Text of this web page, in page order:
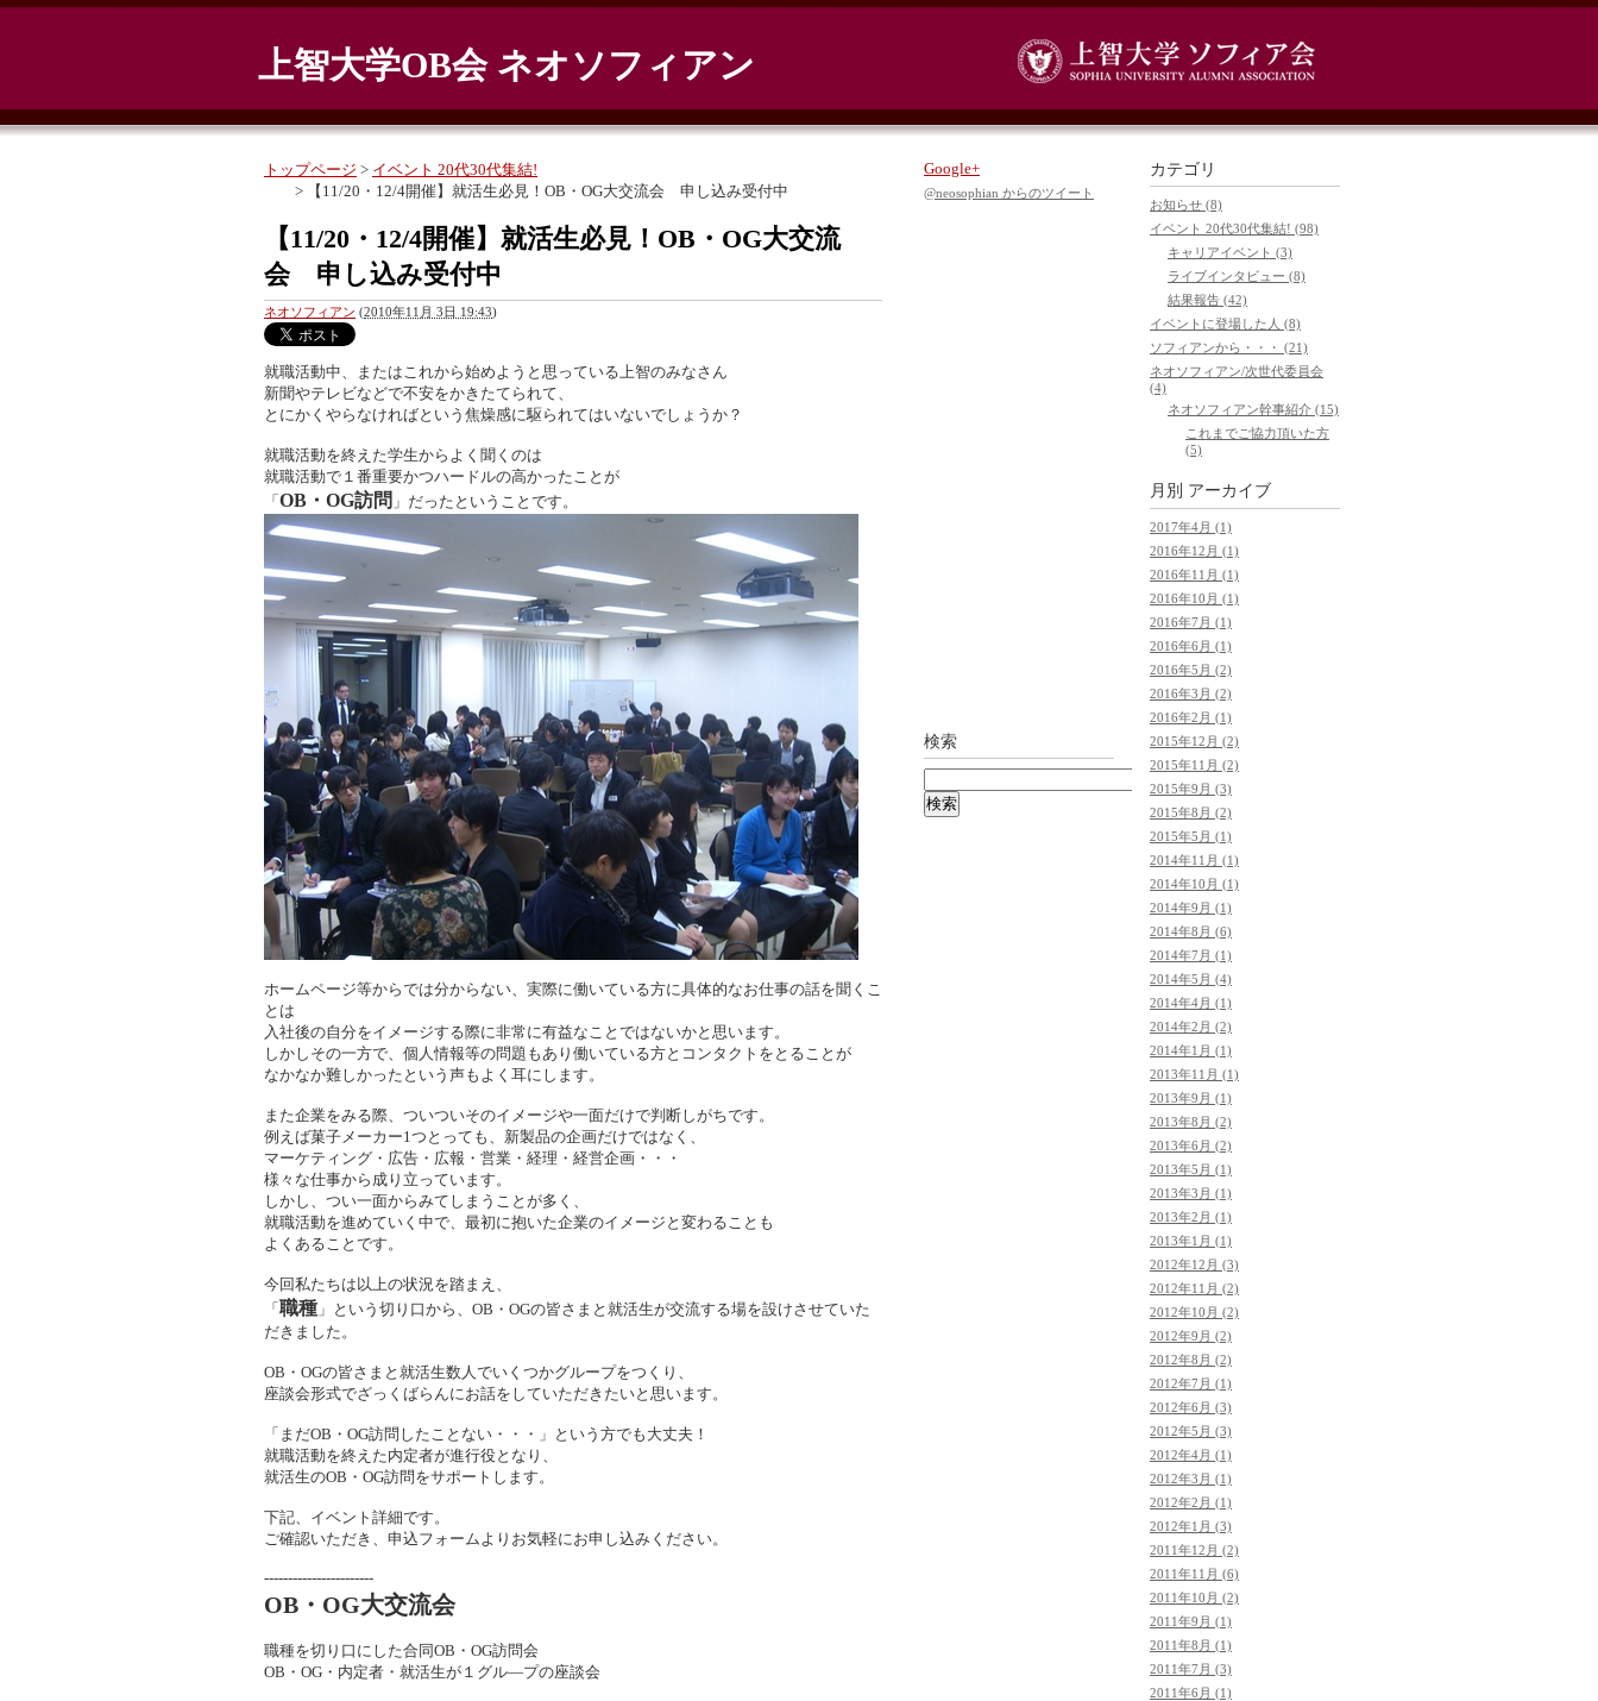
上智大学OB会 ネオソフィアン
トップページ > イベント 20代30代集結!
> 【11/20・12/4開催】就活生必見！OB・OG大交流会 申し込み受付中
【11/20・12/4開催】就活生必見！OB・OG大交流
会 申し込み受付中
ネオソフィアン (2010年11月 3日 19:43)
就職活動中、またはこれから始めようと思っている上智のみなさん
新聞やテレビなどで不安をかきたてられて、
とにかくやらなければという焦燥感に駆られてはいないでしょうか？
就職活動を終えた学生からよく聞くのは
就職活動で１番重要かつハードルの高かったことが
「OB・OG訪問 」だったということです。
ホームページ等からでは分からない、実際に働いている方に具体的なお仕事の話を聞くこ
とは
入社後の自分をイメージする際に非常に有益なことではないかと思います。
しかしその一方で、個人情報等の問題もあり働いている方とコンタクトをとることが
なかなか難しかったという声もよく耳にします。
また企業をみる際、ついついそのイメージや一面だけで判断しがちです。
例えば菓子メーカー1つとっても、新製品の企画だけではなく、
マーケティング・広告・広報・営業・経理・経営企画・・・
様々な仕事から成り立っています。
しかし、つい一面からみてしまうことが多く、
就職活動を進めていく中で、最初に抱いた企業のイメージと変わることも
よくあることです。
今回私たちは以上の状況を踏まえ、
「職種 」という切り口から、OB・OGの皆さまと就活生が交流する場を設けさせていた
だきました。
OB・OGの皆さまと就活生数人でいくつかグループをつくり、
座談会形式でざっくばらんにお話をしていただきたいと思います。
「まだOB・OG訪問したことない・・・」という方でも大丈夫！
就職活動を終えた内定者が進行役となり、
就活生のOB・OG訪問をサポートします。
下記、イベント詳細です。
ご確認いただき、申込フォームよりお気軽にお申し込みください。
‐‐‐‐‐‐‐‐‐‐‐‐‐‐‐‐‐‐‐‐‐‐‐
OB・OG大交流会
職種を切り口にした合同OB・OG訪問会
OB・OG・内定者・就活生が１グル―プの座談会
カテゴリ
お知らせ (8)
イベント 20代30代集結! (98)
キャリアイベント (3)
ライブインタビュー (8)
結果報告 (42)
イベントに登場した人 (8)
ソフィアンから・・・ (21)
ネオソフィアン/次世代委員会
(4)
ネオソフィアン幹事紹介 (15)
これまでご協力頂いた方
(5)
月別 アーカイブ
2017年4月 (1)
2016年12月 (1)
2016年11月 (1)
2016年10月 (1)
2016年7月 (1)
2016年6月 (1)
2016年5月 (2)
2016年3月 (2)
2016年2月 (1)
2015年12月 (2)
2015年11月 (2)
2015年9月 (3)
2015年8月 (2)
2015年5月 (1)
2014年11月 (1)
2014年10月 (1)
2014年9月 (1)
2014年8月 (6)
2014年7月 (1)
2014年5月 (4)
2014年4月 (1)
2014年2月 (2)
2014年1月 (1)
2013年11月 (1)
2013年9月 (1)
2013年8月 (2)
2013年6月 (2)
2013年5月 (1)
2013年3月 (1)
2013年2月 (1)
2013年1月 (1)
2012年12月 (3)
2012年11月 (2)
2012年10月 (2)
2012年9月 (2)
2012年8月 (2)
2012年7月 (1)
2012年6月 (3)
2012年5月 (3)
2012年4月 (1)
2012年3月 (1)
2012年2月 (1)
2012年1月 (3)
2011年12月 (2)
2011年11月 (6)
2011年10月 (2)
2011年9月 (1)
2011年8月 (1)
2011年7月 (3)
2011年6月 (1)
Google+
@neosophian からのツイート
検索